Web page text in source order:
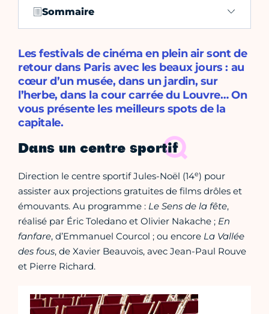
Sommaire
Les festivals de cinéma en plein air sont de
retour dans Paris avec les beaux jours : au
cœur d’un musée, dans un jardin, sur
l’herbe, dans la cour carrée du Louvre… On
vous présente les meilleurs spots de la
capitale.
Dans un centre sportif
Direction le centre sportif Jules-Noël (14e) pour
assister aux projections gratuites de films drôles et
émouvants. Au programme : Le Sens de la fête,
réalisé par Éric Toledano et Olivier Nakache ; En
fanfare, d’Emmanuel Courcol ; ou encore La Vallée
des fous, de Xavier Beauvois, avec Jean-Paul Rouve
et Pierre Richard.